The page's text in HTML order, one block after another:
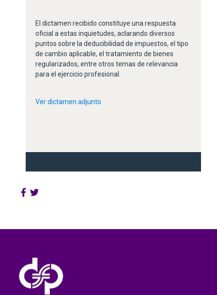
El dictamen recibido constituye una respuesta
oficial a estas inquietudes, aclarando diversos
puntos sobre la deducibilidad de impuestos, el tipo
de cambio aplicable, el tratamiento de bienes
regularizados, entre otros temas de relevancia
para el ejercicio profesional.
Ver dictamen adjunto